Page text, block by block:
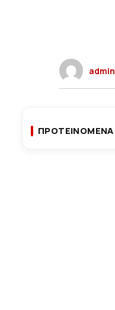
admin
ΠΡΟΤΕΙΝΟΜΕΝΑ